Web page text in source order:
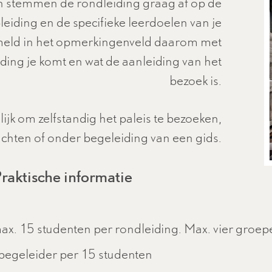
en de specifieke leerdoelen van je
in het opmerkingenveld daarom met
je komt en wat de aanleiding van het
bezoek is.
om zelfstandig het paleis te bezoeken,
of onder begeleiding van een gids.
informatie
15 studenten per rondleiding. Max. vier
per 15 studenten
behoren werkt. U kunt
Cookies van
om gegevens over u te
kunnen meten en deze
Advertentie-
Deze cookie stellen